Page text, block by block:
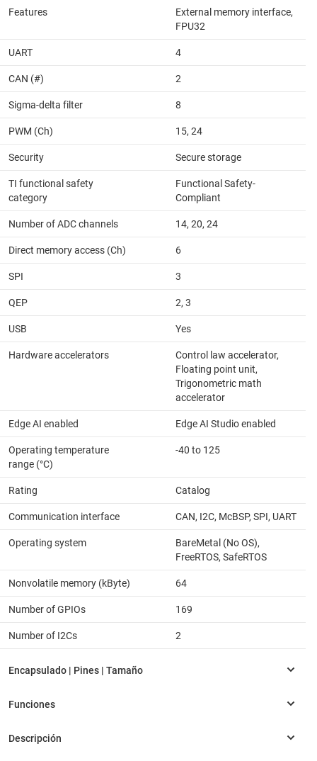
Features
External memory interface,
FPU32
UART 4
CAN (#) 2
Sigma-delta filter 8
PWM (Ch) 15, 24
Security Secure storage
TI functional safety
category
Functional Safety-
Compliant
Number of ADC channels 14, 20, 24
Direct memory access (Ch) 6
SPI 3
QEP 2, 3
USB Yes
Hardware accelerators
Control law accelerator,
Floating point unit,
Trigonometric math
accelerator
Edge AI enabled Edge AI Studio enabled
Operating temperature
range (°C)
-40 to 125
Rating Catalog
Communication interface CAN, I2C, McBSP, SPI, UART
Operating system
BareMetal (No OS),
FreeRTOS, SafeRTOS
Nonvolatile memory (kByte) 64
Number of GPIOs 169
Number of I2Cs 2